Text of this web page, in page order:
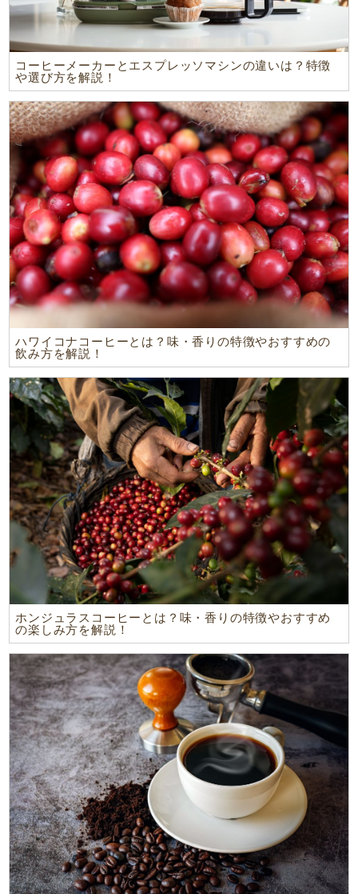
コーヒーメーカーとエスプレッソマシンの違いは？特徴
や選び方を解説！
ハワイコナコーヒーとは？味・香りの特徴やおすすめの
飲み方を解説！
ホンジュラスコーヒーとは？味・香りの特徴やおすすめ
の楽しみ方を解説！